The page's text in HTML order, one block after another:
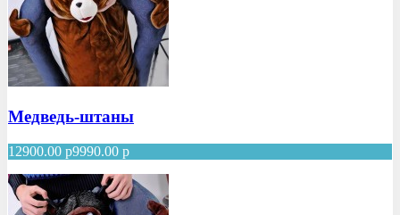
Медведь-штаны
12900.00 р9990.00 р